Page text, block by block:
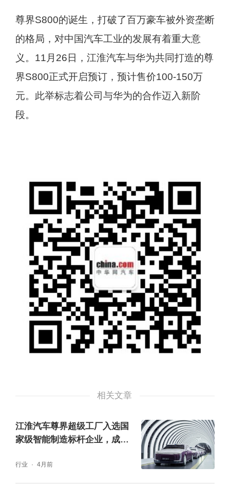
尊界S800的诞生，打破了百万豪车被外资垄断
的格局，对中国汽车工业的发展有着重大意
义。11月26日，江淮汽车与华为共同打造的尊
界S800正式开启预订，预计售价100-150万
元。此举标志着公司与华为的合作迈入新阶
段。
相关文章
江淮汽车尊界超级工厂入选国
家级智能制造标杆企业，成年
行业 4月前